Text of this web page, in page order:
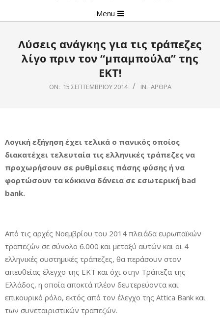
Navigation
Menu
Λύσεις ανάγκης για τις τράπεζες
λίγο πριν τον “μπαμπούλα” της
ΕΚΤ!
ON: 15 ΣΕΠΤΕΜΒΡΊΟΥ 2014 IN: ΆΡΘΡΑ
Λογική εξήγηση έχει τελικά ο πανικός οποίος
διακατέχει τελευταία τις ελληνικές τράπεζες να
προχωρήσουν σε ρυθμίσεις πάσης φύσης ή να
φορτώσουν τα κόκκινα δάνεια σε εσωτερική bad
bank.
Από τις αρχές Νοεμβρίου του 2014 πλειάδα ευρωπαϊκών
τραπεζών σε σύνολο 6.000 και μεταξύ αυτών και οι 4
ελληνικές συστημικές τράπεζες, θα περάσουν στον
απευθείας έλεγχο της ΕΚΤ και όχι στην Τράπεζα της
Ελλάδος, η οποία αποκτά πλέον δευτερεύοντα και
επικουρικό ρόλο, εκτός από τον έλεγχο της Attica Bank και
των συνεταιριστικών τραπεζών.